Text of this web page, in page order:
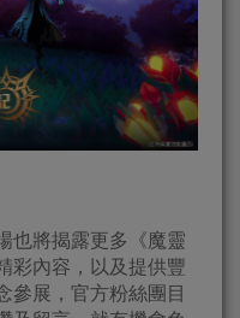
也將揭露更多《魔靈
彩內容，以及提供豐
參展，官方粉絲團目